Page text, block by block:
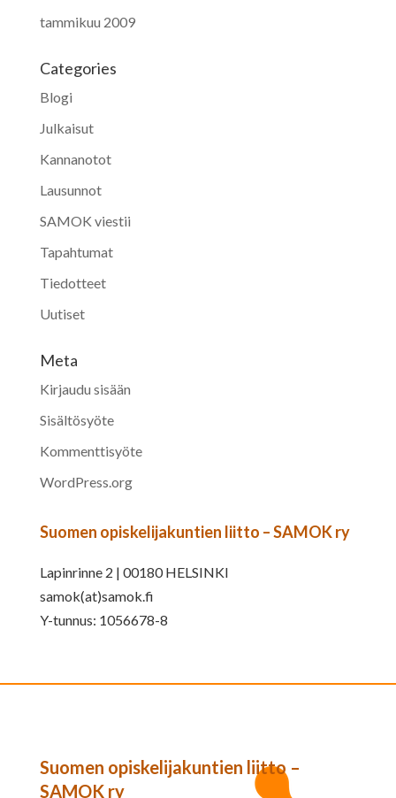
tammikuu 2009
Categories
Blogi
Julkaisut
Kannanotot
Lausunnot
SAMOK viestii
Tapahtumat
Tiedotteet
Uutiset
Meta
Kirjaudu sisään
Sisältösyöte
Kommenttisyöte
WordPress.org
Suomen opiskelijakuntien liitto – SAMOK ry
Lapinrinne 2 | 00180 HELSINKI
samok(at)samok.fi
Y-tunnus: 1056678-8
Suomen opiskelijakuntien liitto –
SAMOK ry